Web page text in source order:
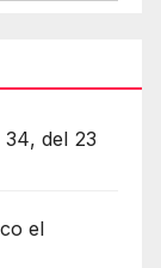
del 23
el